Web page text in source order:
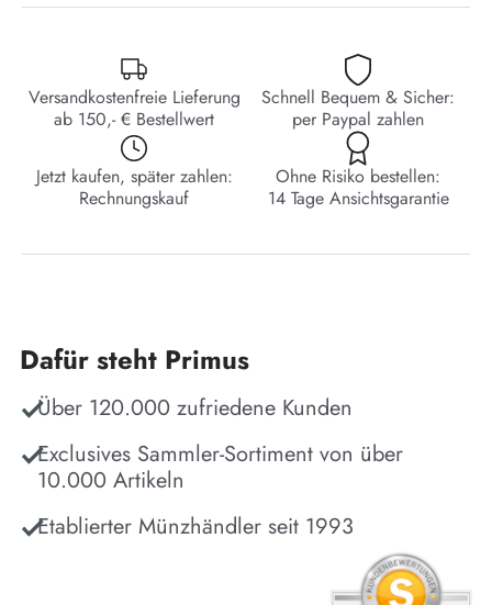
Versandkostenfreie Lieferung
ab 150,- € Bestellwert
Schnell Bequem & Sicher:
per Paypal zahlen
Jetzt kaufen, später zahlen:
Rechnungskauf
Ohne Risiko bestellen:
14 Tage Ansichtsgarantie
Dafür steht Primus
Über 120.000 zufriedene Kunden
Exclusives Sammler-Sortiment von über
10.000 Artikeln
Etablierter Münzhändler seit 1993